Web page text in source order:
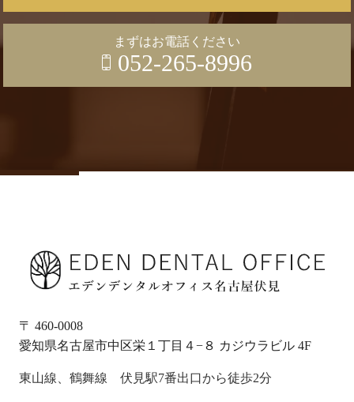
まずはお電話ください
052-265-8996
〒 460-0008
愛知県名古屋市中区栄１丁目４−８ カジウラビル 4F
東山線、鶴舞線 伏見駅7番出口から徒歩2分